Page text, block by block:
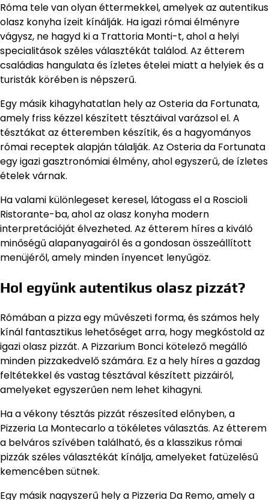
Róma tele van olyan éttermekkel, amelyek az autentikus
olasz konyha ízeit kínálják. Ha igazi római élményre
vágysz, ne hagyd ki a Trattoria Monti-t, ahol a helyi
specialitások széles választékát találod. Az étterem
családias hangulata és ízletes ételei miatt a helyiek és a
turisták körében is népszerű.
Egy másik kihagyhatatlan hely az Osteria da Fortunata,
amely friss kézzel készített tésztáival varázsol el. A
tésztákat az étteremben készítik, és a hagyományos
római receptek alapján tálalják. Az Osteria da Fortunata
egy igazi gasztronómiai élmény, ahol egyszerű, de ízletes
ételek várnak.
Ha valami különlegeset keresel, látogass el a Roscioli
Ristorante-ba, ahol az olasz konyha modern
interpretációját élvezheted. Az étterem híres a kiváló
minőségű alapanyagairól és a gondosan összeállított
menüjéről, amely minden ínyencet lenyűgöz.
Hol együnk autentikus olasz pizzát?
Rómában a pizza egy művészeti forma, és számos hely
kínál fantasztikus lehetőséget arra, hogy megkóstold az
igazi olasz pizzát. A Pizzarium Bonci kötelező megálló
minden pizzakedvelő számára. Ez a hely híres a gazdag
feltétekkel és vastag tésztával készített pizzáiról,
amelyeket egyszerűen nem lehet kihagyni.
Ha a vékony tésztás pizzát részesíted előnyben, a
Pizzeria La Montecarlo a tökéletes választás. Az étterem
a belváros szívében található, és a klasszikus római
pizzák széles választékát kínálja, amelyeket fatüzelésű
kemencében sütnek.
Egy másik nagyszerű hely a Pizzeria Da Remo, amely a